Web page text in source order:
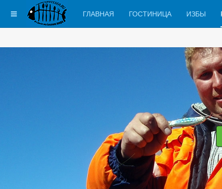
ГЛАВНАЯ ГОСТИНИЦА ИЗБЫ